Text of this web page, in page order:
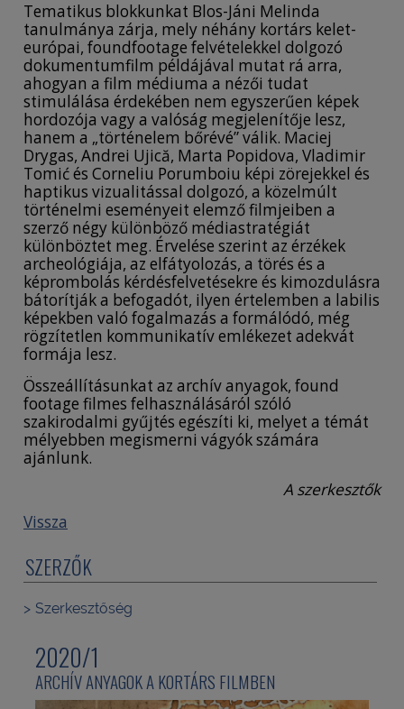
Tematikus blokkunkat Blos-Jáni Melinda
tanulmánya zárja, mely néhány kortárs kelet-
európai, foundfootage felvételekkel dolgozó
dokumentumfilm példájával mutat rá arra,
ahogyan a film médiuma a nézői tudat
stimulálása érdekében nem egyszerűen képek
hordozója vagy a valóság megjelenítője lesz,
hanem a „történelem bőrévé” válik. Maciej
Drygas, Andrei Ujică, Marta Popidova, Vladimir
Tomić és Corneliu Porumboiu képi zörejekkel és
haptikus vizualitással dolgozó, a közelmúlt
történelmi eseményeit elemző filmjeiben a
szerző négy különböző médiastratégiát
különböztet meg. Érvelése szerint az érzékek
archeológiája, az elfátyolozás, a törés és a
képrombolás kérdésfelvetésekre és kimozdulásra
bátorítják a befogadót, ilyen értelemben a labilis
képekben való fogalmazás a formálódó, még
rögzítetlen kommunikatív emlékezet adekvát
formája lesz.
Összeállításunkat az archív anyagok, found
footage filmes felhasználásáról szóló
szakirodalmi gyűjtés egészíti ki, melyet a témát
mélyebben megismerni vágyók számára
ajánlunk.
A szerkesztők
Vissza
SZERZŐK
Szerkesztőség
2020/1
ARCHÍV ANYAGOK A KORTÁRS FILMBEN